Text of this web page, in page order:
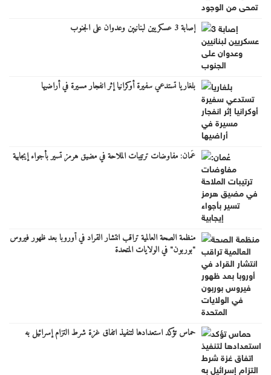
إصابة 3 عسكريين لبنانيين وعدوان على الجنوب
بلغاريا تستدعي سفيرة أوكرانيا إثر انفجار مسيرة في أراضيها
عُمان: مفاوضات ترتيبات الملاحة في مضيق هرمز تسير بأجواء إيجابية
منظمة الصحة العالمية تراقب انتشار القراد في أوروبا بعد ظهور فيروس
"بوربون" في الولايات المتحدة
حماس تؤكد استعدادها لتنفيذ اتفاق غزة شرط التزام إسرائيل به